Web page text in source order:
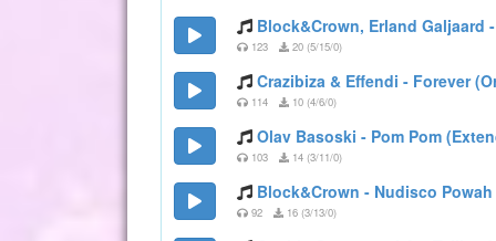
Block&Crown, Erland Galjaard
123 20 (5/15/0)
Crazibiza & Effendi - Forever
114 10 (4/6/0)
Olav Basoski - Pom Pom
103 14 (3/11/0)
Block&Crown - Nudisco
92 16 (3/13/0)